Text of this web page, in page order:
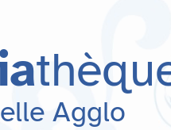
Agglo